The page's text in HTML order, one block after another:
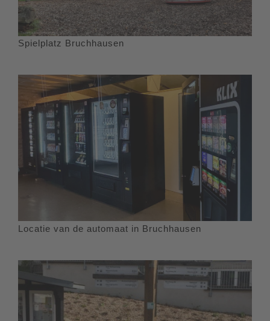
Spielplatz Bruchhausen
Locatie van de automaat in Bruchhausen